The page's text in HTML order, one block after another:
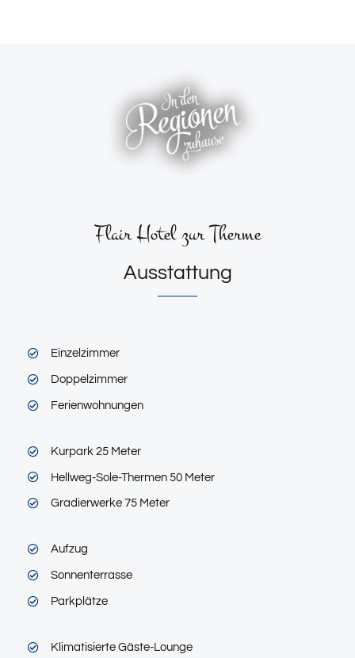
Flair Hotel zur Therme
Ausstattung
Einzelzimmer
Doppelzimmer
Ferienwohnungen
Kurpark 25 Meter
Hellweg-Sole-Thermen 50 Meter
Gradierwerke 75 Meter
Aufzug
Sonnenterrasse
Parkplätze
Klimatisierte Gäste-Lounge